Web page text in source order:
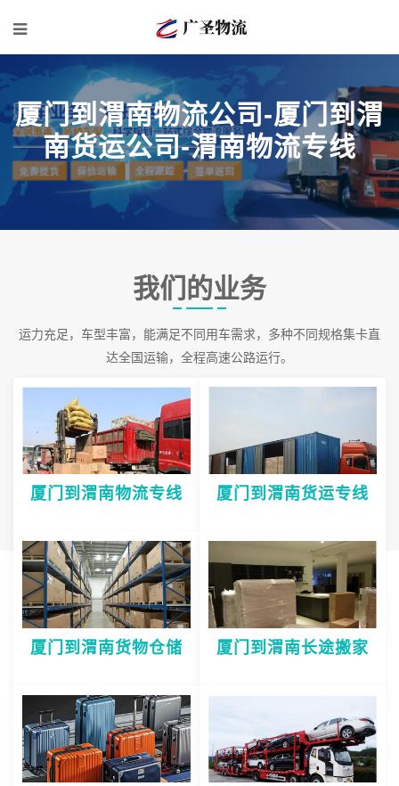
厦门到渭南物流公司-厦门到渭
南货运公司-渭南物流专线
我们的业务
运力充足，车型丰富，能满足不同用车需求，多种不同规格集卡直
达全国运输，全程高速公路运行。
厦门到渭南物流专线 厦门到渭南货运专线
厦门到渭南货物仓储 厦门到渭南长途搬家